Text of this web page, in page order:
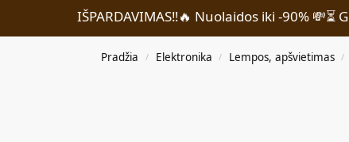
IŠPARDAVIMAS‼️🔥 Nuolaidos iki -90% 💸⏳
Pradžia / Elektronika / Lempos, apšvietimas /